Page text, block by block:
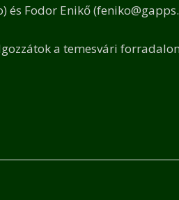
Fodor Enikő
a temesvári